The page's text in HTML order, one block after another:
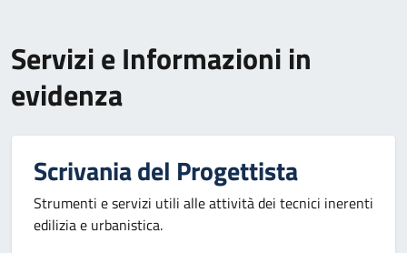
Servizi e Informazioni in
evidenza
Scrivania del Progettista
Strumenti e servizi utili alle attività dei tecnici inerenti
edilizia e urbanistica.